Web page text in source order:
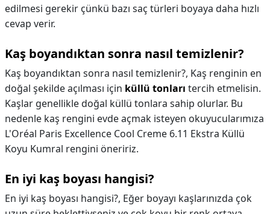
edilmesi gerekir çünkü bazı saç türleri boyaya daha hızlı
cevap verir.
Kaş boyandıktan sonra nasıl temizlenir?
Kaş boyandıktan sonra nasıl temizlenir?, Kaş renginin en
doğal şekilde açılması için küllü tonları tercih etmelisin.
Kaşlar genellikle doğal küllü tonlara sahip olurlar. Bu
nedenle kaş rengini evde açmak isteyen okuyucularımıza
L'Oréal Paris Excellence Cool Creme 6.11 Ekstra Küllü
Koyu Kumral rengini öneririz.
En iyi kaş boyası hangisi?
En iyi kaş boyası hangisi?, Eğer boyayı kaşlarınızda çok